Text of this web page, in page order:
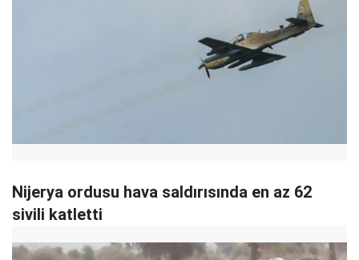
Nijerya ordusu hava saldırısında en az 62
sivili katletti